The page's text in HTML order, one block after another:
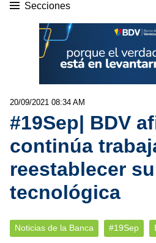
Secciones
20/09/2021 08:34 AM
#19Sep| BDV
continúa
reestablecer
tecnológica
Noticias de la Banca #19Sep